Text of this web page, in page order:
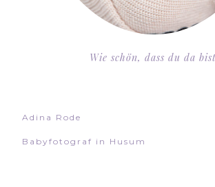
Wie schön, dass du da
Adina Rode
Babyfotograf in Husum